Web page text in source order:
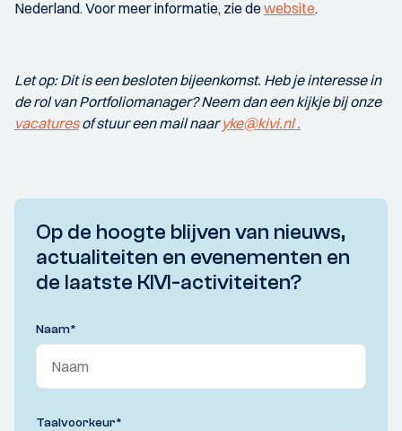
Nederland. Voor meer informatie, zie dewebsite.
Let op: Dit is een besloten bijeenkomst. Heb je interesse in
de rol van Portfoliomanager? Neem dan een kijkje bij onze
vacaturesof stuur een mail naaryke@kivi.nl .
Op de hoogte blijven van nieuws,
actualiteiten en evenementen en
de laatste KIVI-activiteiten?
Naam*
Taalvoorkeur*